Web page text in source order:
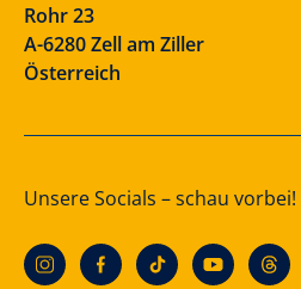
Rohr 23
A-6280 Zell am Ziller
Österreich
Unsere Socials – schau vorbei!